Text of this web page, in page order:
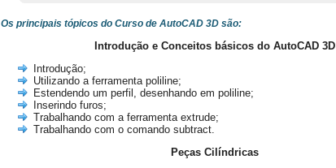
Os principais tópicos do Curso de AutoCAD 3D são:
Introdução e Conceitos básicos do AutoCAD 3D
Introdução;
Utilizando a ferramenta poliline;
Estendendo um perfil, desenhando em poliline;
Inserindo furos;
Trabalhando com a ferramenta extrude;
Trabalhando com o comando subtract.
Peças Cilíndricas